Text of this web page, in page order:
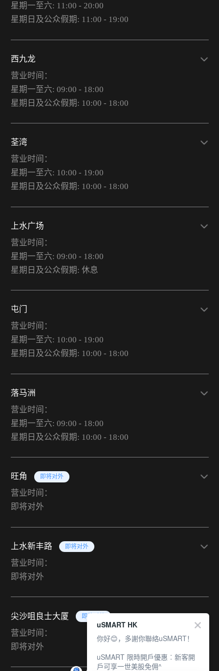
星期一至六: 11:00 - 20:00
星期日及公众假期: 11:00 - 19:00
西九龙
营业时间：
星期一至六: 09:00 - 18:00
星期日及公众假期: 10:00 - 18:00
荃湾
营业时间：
星期一至六: 10:00 - 19:00
星期日及公众假期: 10:00 - 18:00
上水广场
营业时间：
星期一至六: 09:00 - 18:00
星期日及公众假期: 休息
屯门
营业时间：
星期一至六: 10:00 - 19:00
星期日及公众假期: 10:00 - 18:00
落马洲
营业时间：
星期一至六: 09:00 - 18:00
星期日及公众假期: 10:00 - 18:00
旺角 即将对外
营业时间：
即将对外
上水新丰路 即将对外
营业时间：
即将对外
尖沙咀良士大厦 即将对外
营业时间：
即将对外
uSMART HK
你好😊，多謝你聯絡uSMART！
uSMART 限時開戶優惠︰新客開
戶可享一世美股免佣^